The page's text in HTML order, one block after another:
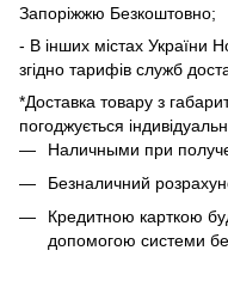
Запоріжжю Безкоштовно;
- В інших містах України
згідно тарифів служб
*Доставка товару з
погоджується
Наличными при
Безналичний
Кредитною карткою
допомогою системи